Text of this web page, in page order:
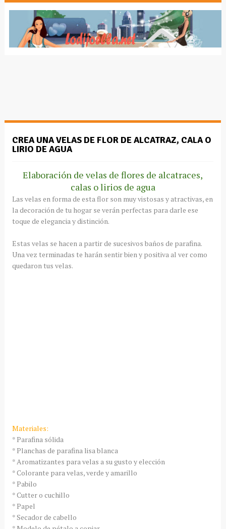
CREA UNA VELAS DE FLOR DE ALCATRAZ, CALA O
LIRIO DE AGUA
Elaboración de velas de flores de alcatraces,
calas o lirios de agua
Las velas en forma de esta flor son muy vistosas y atractivas, en
la decoración de tu hogar se verán perfectas para darle ese
toque de elegancia y distinción.
Estas velas se hacen a partir de sucesivos baños de parafina.
Una vez terminadas te harán sentir bien y positiva al ver como
quedaron tus velas.
Materiales:
* Parafina sólida
* Planchas de parafina lisa blanca
* Aromatizantes para velas a su gusto y elección
* Colorante para velas, verde y amarillo
* Pabilo
* Cutter o cuchillo
* Papel
* Secador de cabello